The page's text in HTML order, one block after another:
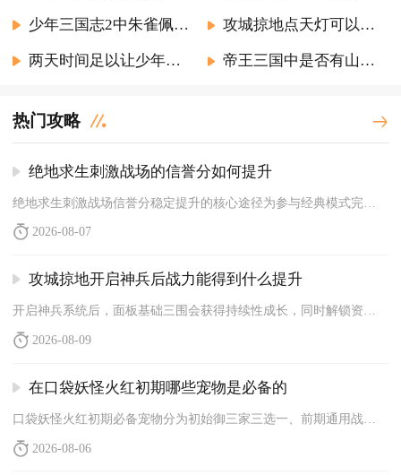
少年三国志2中朱雀佩玉如何获取 攻城掠地点天灯可以获得什么奖励
两天时间足以让少年三国志达到何种程度 帝王三国中是否有山贼渠帅主帅如何寻找
热门攻略
绝地求生刺激战场的信誉分如何提升
2026-08-07
攻城掠地开启神兵后战力能得到什么提升
开启神兵系统后，面板基础三围会获得持续性成长，同时解锁资源转...
2026-08-09
在口袋妖怪火红初期哪些宠物是必备的
2026-08-06